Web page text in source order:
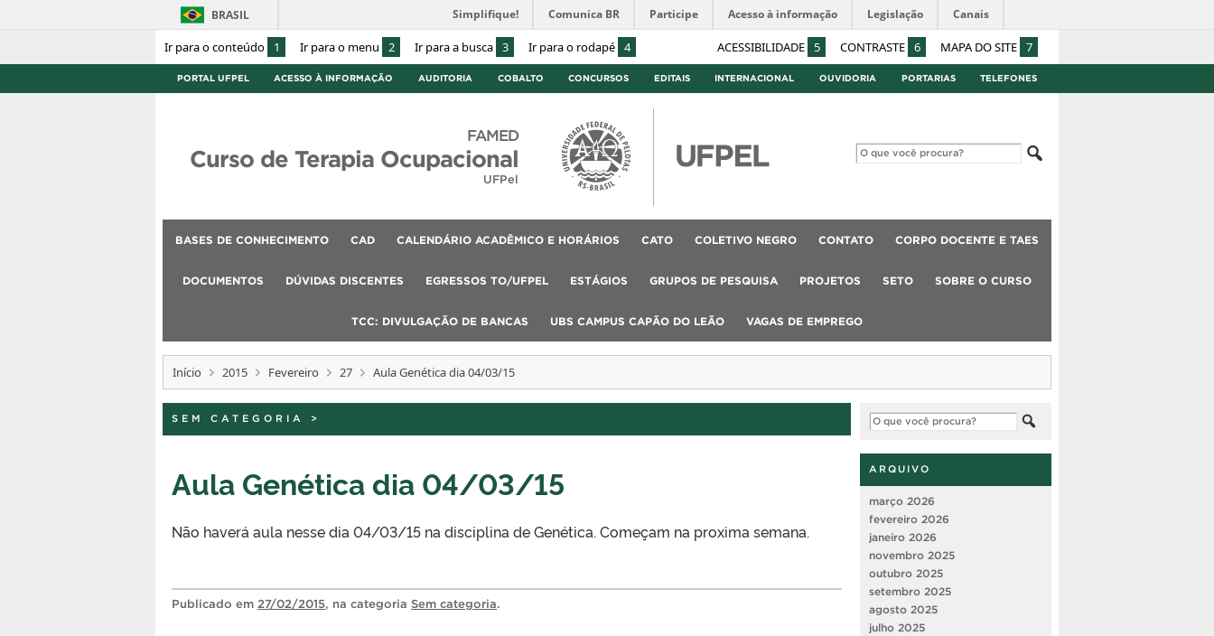
Ir para o conteúdo 1 Ir para o menu 2 Ir para a busca 3 Ir para o rodapé 4 ACESSIBILIDADE 5 CONTRASTE 6 MAPA DO SITE 7
BRASIL Simplifique! Comunica BR Participe Acesso à informação Legislação Canais
PORTAL UFPEL ACESSO À INFORMAÇÃO AUDITORIA COBALTO CONCURSOS EDITAIS INTERNACIONAL OUVIDORIA PORTARIAS TELEFONES
FAMED
Curso de Terapia Ocupacional
UFPel
BASES DE CONHECIMENTO CAD CALENDÁRIO ACADÊMICO E HORÁRIOS CATO COLETIVO NEGRO CONTATO CORPO DOCENTE E TAES
DOCUMENTOS DÚVIDAS DISCENTES EGRESSOS TO/UFPEL ESTÁGIOS GRUPOS DE PESQUISA PROJETOS SETO SOBRE O CURSO
TCC: DIVULGAÇÃO DE BANCAS UBS CAMPUS CAPÃO DO LEÃO VAGAS DE EMPREGO
Início 2015 Fevereiro 27 Aula Genética dia 04/03/15
SEM CATEGORIA >
Aula Genética dia 04/03/15
Não haverá aula nesse dia 04/03/15 na disciplina de Genética. Começam na proxima semana.
Publicado em 27/02/2015, na categoria Sem categoria.
ARQUIVO
março 2026
fevereiro 2026
janeiro 2026
novembro 2025
outubro 2025
setembro 2025
agosto 2025
julho 2025